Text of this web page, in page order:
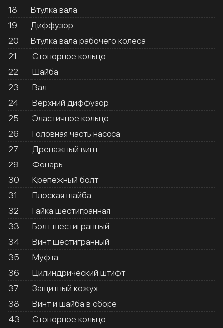
18
Втулка вала
19
Диффузор
20
Втулка вала рабочего колеса
21
Стопорное кольцо
22
Шайба
23
Вал
24
Верхний диффузор
25
Эластичное кольцо
26
Головная часть насоса
27
Дренажный винт
29
Фонарь
30
Крепежный болт
31
Плоская шайба
32
Гайка шестигранная
33
Болт шестигранный
34
Винт шестигранный
35
Муфта
36
Цилиндрический штифт
37
Защитный кожух
38
Винт и шайба в сборе
43
Стопорное кольцо